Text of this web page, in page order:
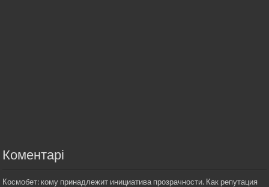
Коментарі
Космобет: кому принадлежит инициатива прозрачности. Как репутация